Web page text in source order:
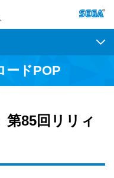
ードPOP
第85回リリィ